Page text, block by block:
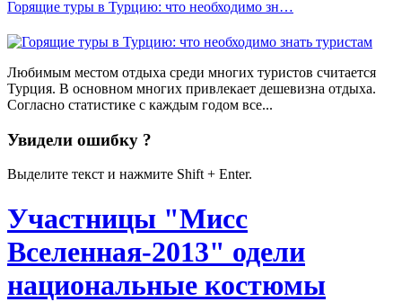
Горящие туры в Турцию: что необходимо зн…
Любимым местом отдыха среди многих туристов считается
Турция. В основном многих привлекает дешевизна отдыха.
Согласно статистике с каждым годом все...
Увидели ошибку ?
Выделите текст и нажмите Shift + Enter.
Участницы "Мисс
Вселенная-2013" одели
национальные костюмы